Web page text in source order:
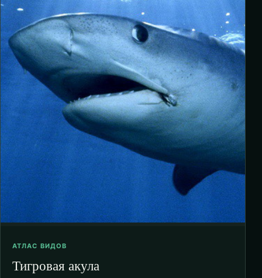
АТЛАС ВИДОВ
Тигровая акула